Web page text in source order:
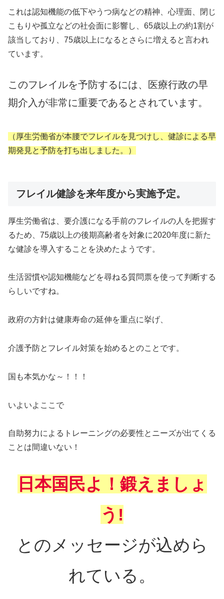
これは認知機能の低下やうつ病などの精神、心理面、閉じ
こもりや孤立などの社会面に影響し、65歳以上の約1割が
該当しており、75歳以上になるとさらに増えると言われ
ています。
このフレイルを予防するには、医療行政の早
期介入が非常に重要であるとされています。
（厚生労働省が本腰でフレイルを見つけし、健診による早
期発見と予防を打ち出しました。）
フレイル健診を来年度から実施予定。
厚生労働省は、要介護になる手前のフレイルの人を把握す
るため、75歳以上の後期高齢者を対象に2020年度に新た
な健診を導入することを決めたようです。
生活習慣や認知機能などを尋ねる質問票を使って判断する
らしいですね。
政府の方針は健康寿命の延伸を重点に挙げ、
介護予防とフレイル対策を始めるとのことです。
国も本気かな～！！！
いよいよここで
自助努力によるトレーニングの必要性とニーズが出てくる
ことは間違いない！
日本国民よ！鍛えましょ
う!
とのメッセージが込めら
れている。